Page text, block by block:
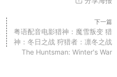
下一篇
粤语配音电影猎神：魔雪叛变 猎
神：冬日之战 狩猎者：凛冬之战
The Huntsman: Winter's War